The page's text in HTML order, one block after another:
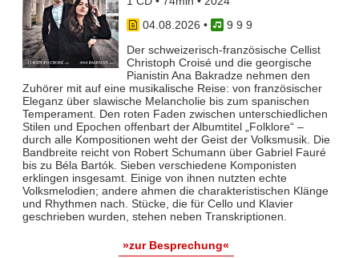
04.08.2026 •
9 9 9
Der schweizerisch-französische Cellist
Christoph Croisé und die georgische
Pianistin Ana Bakradze nehmen den
Zuhörer mit auf eine musikalische Reise: von französischer
Eleganz über slawische Melancholie bis zum spanischen
Temperament. Den roten Faden zwischen unterschiedlichen
Stilen und Epochen offenbart der Albumtitel „Folklore“ –
durch alle Kompositionen weht der Geist der Volksmusik. Die
Bandbreite reicht von Robert Schumann über Gabriel Fauré
bis zu Béla Bartók. Sieben verschiedene Komponisten
erklingen insgesamt. Einige von ihnen nutzten echte
Volksmelodien; andere ahmen die charakteristischen Klänge
und Rhythmen nach. Stücke, die für Cello und Klavier
geschrieben wurden, stehen neben Transkriptionen.
»zur Besprechung«